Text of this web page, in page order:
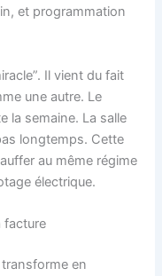
et programmation
Il vient du fait
une autre. Le
la semaine. La salle
longtemps. Cette
au même régime
électrique.
facture
transforme en